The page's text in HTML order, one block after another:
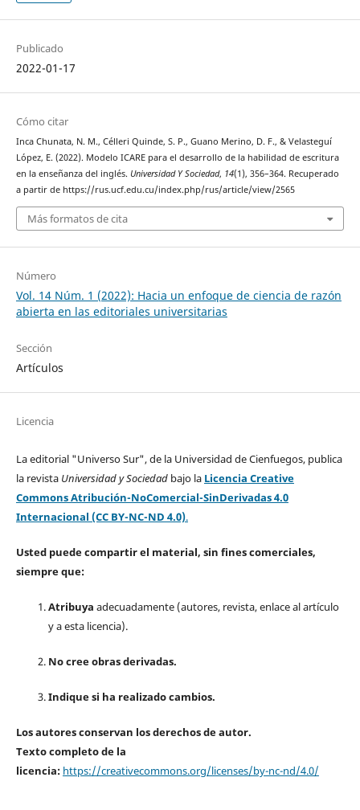
Publicado
2022-01-17
Cómo citar
Inca Chunata, N. M., Célleri Quinde, S. P., Guano Merino, D. F., & Velasteguí
López, E. (2022). Modelo ICARE para el desarrollo de la habilidad de escritura
en la enseñanza del inglés. Universidad Y Sociedad, 14(1), 356–364. Recuperado
a partir de https://rus.ucf.edu.cu/index.php/rus/article/view/2565
Más formatos de cita
Número
Vol. 14 Núm. 1 (2022): Hacia un enfoque de ciencia de razón
abierta en las editoriales universitarias
Sección
Artículos
Licencia
La editorial "Universo Sur", de la Universidad de Cienfuegos, publica
la revista Universidad y Sociedad bajo la Licencia Creative
Commons Atribución-NoComercial-SinDerivadas 4.0
Internacional (CC BY-NC-ND 4.0).
Usted puede compartir el material, sin fines comerciales,
siempre que:
Atribuya adecuadamente (autores, revista, enlace al artículo
y a esta licencia).
No cree obras derivadas.
Indique si ha realizado cambios.
Los autores conservan los derechos de autor.
Texto completo de la
licencia: https://creativecommons.org/licenses/by-nc-nd/4.0/